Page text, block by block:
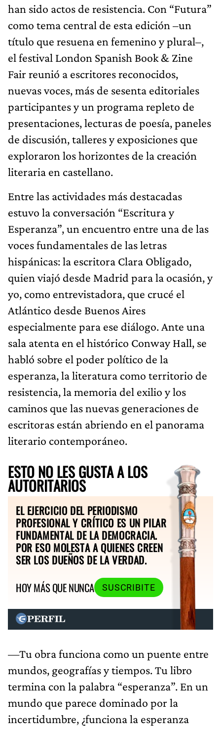
han sido actos de resistencia. Con “Futura”
como tema central de esta edición –un
título que resuena en femenino y plural–,
el festival London Spanish Book & Zine
Fair reunió a escritores reconocidos,
nuevas voces, más de sesenta editoriales
participantes y un programa repleto de
presentaciones, lecturas de poesía, paneles
de discusión, talleres y exposiciones que
exploraron los horizontes de la creación
literaria en castellano.
Entre las actividades más destacadas
estuvo la conversación “Escritura y
Esperanza”, un encuentro entre una de las
voces fundamentales de las letras
hispánicas: la escritora Clara Obligado,
quien viajó desde Madrid para la ocasión, y
yo, como entrevistadora, que crucé el
Atlántico desde Buenos Aires
especialmente para ese diálogo. Ante una
sala atenta en el histórico Conway Hall, se
habló sobre el poder político de la
esperanza, la literatura como territorio de
resistencia, la memoria del exilio y los
caminos que las nuevas generaciones de
escritoras están abriendo en el panorama
literario contemporáneo.
ESTO NO LES GUSTA A LOS
AUTORITARIOS
EL EJERCICIO DEL PERIODISMO
PROFESIONAL Y CRÍTICO ES UN PILAR
FUNDAMENTAL DE LA DEMOCRACIA.
POR ESO MOLESTA A QUIENES CREEN
SER LOS DUEÑOS DE LA VERDAD.
HOY MÁS QUE NUNCA
SUSCRIBITE
—Tu obra funciona como un puente entre
mundos, geografías y tiempos. Tu libro
termina con la palabra “esperanza”. En un
mundo que parece dominado por la
incertidumbre, ¿funciona la esperanza